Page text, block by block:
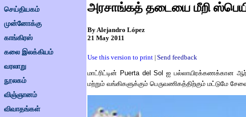
செய்தியகம்
முன்னோக்கு
காங்கிரஸ்
கலை இலக்கியம்
வரலாறு
நூலகம்
விஞ்ஞானம்
விவாதங்கள்
அரசாங்கத் தடையை மீறி
By Alejandro López
21 May 2011
Use this version to print Send feedback
மாட்ரிட்டின் Puerta del Solஐ பல்லாயிரக்கணக்கான
மற்றும் வங்கிகளுக்கும் பெருவணிகத்திற்கும் மட்டுமே